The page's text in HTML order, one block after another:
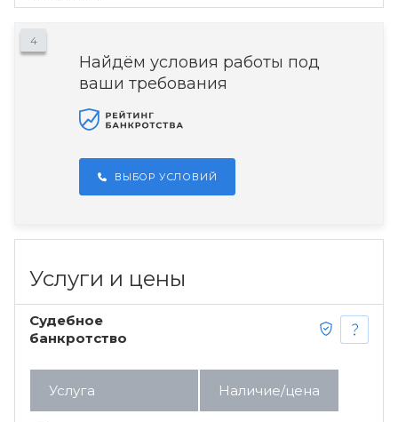
4
Найдём условия работы под
ваши требования
ВЫБОР УСЛОВИЙ
Услуги и цены
Судебное
банкротство
Услуга Наличие/цена